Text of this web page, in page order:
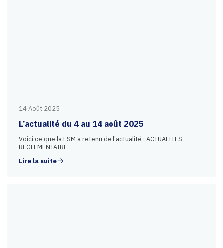
14 Août 2025
L’actualité du 4 au 14 août 2025
Voici ce que la FSM a retenu de l’actualité : ACTUALITES
REGLEMENTAIRE
Lire la suite